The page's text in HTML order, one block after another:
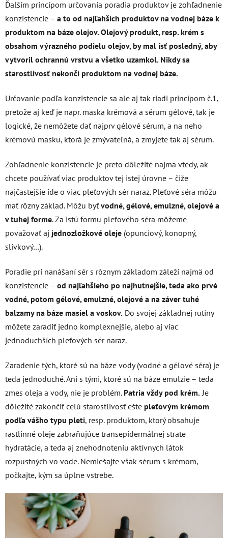
Ďalším princípom určovania poradia produktov je zohľadnenie
konzistencie – a to od najľahších produktov na vodnej báze k
produktom na báze olejov. Olejový produkt, resp. krém s
obsahom výrazného podielu olejov, by mal ísť posledný, aby
vytvoril ochrannú vrstvu a všetko uzamkol. Nikdy sa
starostlivosť nekončí produktom na vodnej báze.
Určovanie podľa konzistencie sa ale aj tak riadi princípom č.1,
pretože aj keď je napr. maska krémová a sérum gélové, tak je
logické, že nemôžete dať najprv gélové sérum, a na neho
krémovú masku, ktorá je zmývateľná, a zmyjete tak aj sérum.
Zohľadnenie konzistencie je preto dôležité najmä vtedy, ak
chcete používať viac produktov tej istej úrovne – čiže
najčastejšie ide o viac pleťových sér naraz. Pleťové séra môžu
mať rôzny základ. Môžu byť vodné, gélové, emulzné, olejové a
v tuhej forme. Za istú formu pleťového séra môžeme
považovať aj jednozložkové oleje (opunciový, konopný,
slivkový…).
Poradie pri nanášaní sér s rôznym základom záleží najmä od
konzistencie – od najľahšieho po najhutnejšie, teda ako prvé
vodné, potom gélové, emulzné, olejové a na záver tuhé
balzamy na báze masiel a voskov. Do svojej základnej rutiny
môžete zaradiť jedno komplexnejšie, alebo aj viac
jednoduchších pleťových sér naraz.
Zaradenie tých, ktoré sú na báze vody (vodné a gélové séra) je
teda jednoduché. Ani s tými, ktoré sú na báze emulzie – teda
zmes oleja a vody, nie je problém. Patria vždy pod krém. Je
dôležité zakončiť celú starostlivosť ešte pleťovým krémom
podľa vášho typu pleti, resp. produktom, ktorý obsahuje
rastlinné oleje zabraňujúce transepidermálnej strate
hydratácie, a teda aj znehodnoteniu aktívnych látok
rozpustných vo vode. Nemiešajte však sérum s krémom,
počkajte, kým sa úplne vstrebe.